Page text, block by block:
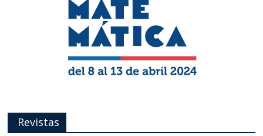
Revistas